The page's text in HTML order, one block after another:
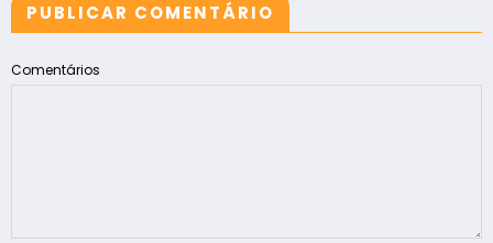
PUBLICAR COMENTÁRIO
Comentários